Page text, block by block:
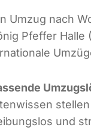
Umzug nach
Pfeffer Halle
und